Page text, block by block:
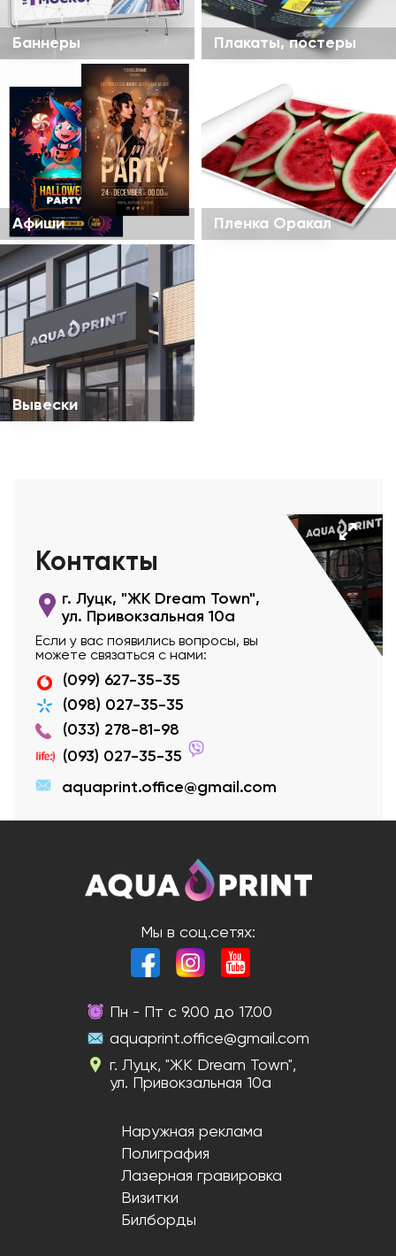
Баннеры Плакаты, постеры
Афиши Пленка Оракал
Вывески
Контакты
г. Луцк, "ЖК Dream Town",
ул. Привокзальная 10а
Если у вас появились вопросы, вы
можете связаться с нами:
(099) 627-35-35
(098) 027-35-35
(033) 278-81-98
(093) 027-35-35
aquaprint.office@gmail.com
Мы в соц.сетях:
Пн - Пт с 9.00 до 17.00
aquaprint.office@gmail.com
г. Луцк, "ЖК Dream Town",
ул. Привокзальная 10а
Наружная реклама
Полиграфия
Лазерная гравировка
Визитки
Билборды